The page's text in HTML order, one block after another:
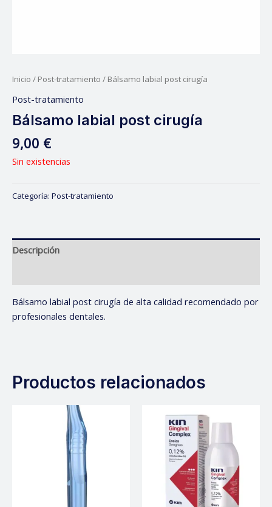
Inicio / Post-tratamiento / Bálsamo labial post cirugía
Post-tratamiento
Bálsamo labial post cirugía
9,00 €
Sin existencias
Categoría: Post-tratamiento
Descripción
Bálsamo labial post cirugía de alta calidad recomendado por
profesionales dentales.
Productos relacionados